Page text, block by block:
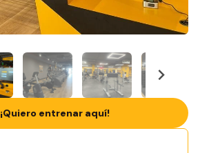
¡Quiero entrenar aquí!